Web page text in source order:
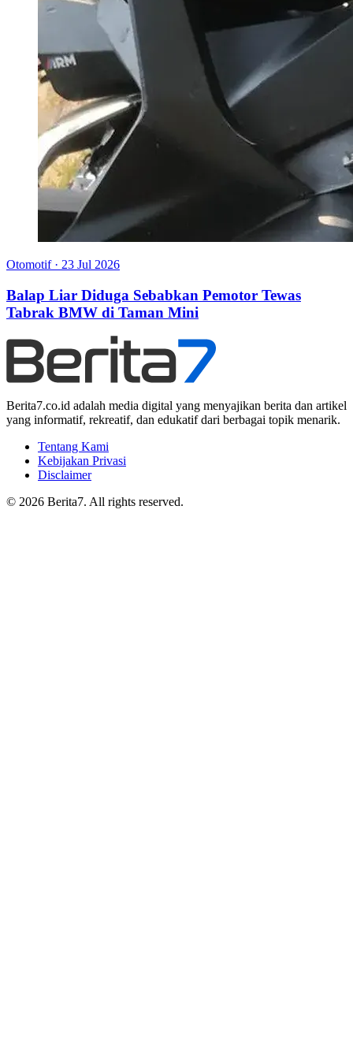
Otomotif · 23 Jul 2026
Balap Liar Diduga Sebabkan Pemotor Tewas
Tabrak BMW di Taman Mini
Berita7.co.id adalah media digital yang menyajikan berita dan artikel
yang informatif, rekreatif, dan edukatif dari berbagai topik menarik.
Tentang Kami
Kebijakan Privasi
Disclaimer
© 2026 Berita7. All rights reserved.